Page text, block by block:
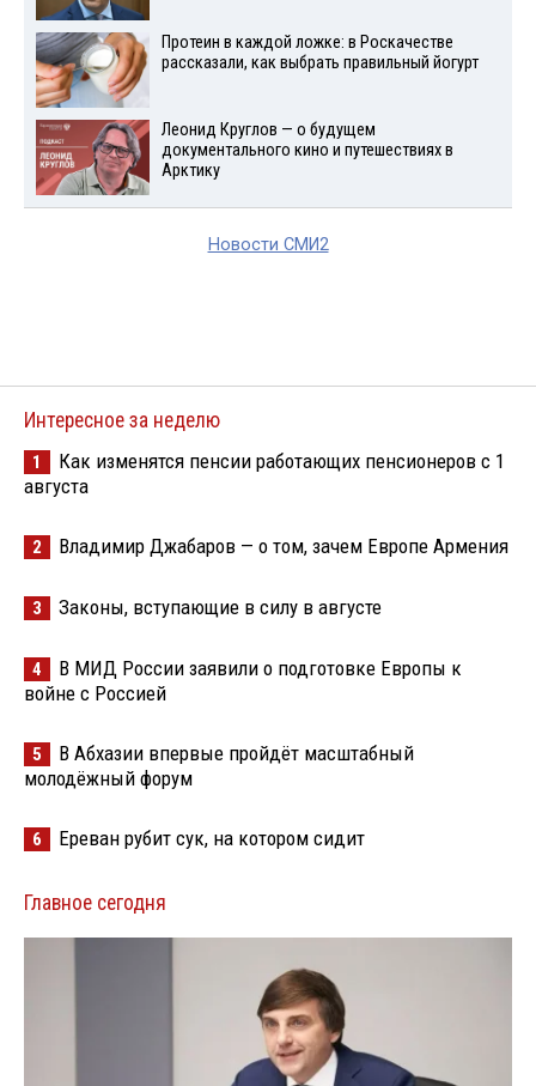
Протеин в каждой ложке: в Роскачестве
рассказали, как выбрать правильный йогурт
Леонид Круглов — о будущем
документального кино и путешествиях в
Арктику
Новости СМИ2
Интересное за неделю
1
Как изменятся пенсии работающих пенсионеров с 1
августа
2 Владимир Джабаров — о том, зачем Европе Армения
3 Законы, вступающие в силу в августе
4
В МИД России заявили о подготовке Европы к
войне с Россией
5
В Абхазии впервые пройдёт масштабный
молодёжный форум
6 Ереван рубит сук, на котором сидит
Главное сегодня